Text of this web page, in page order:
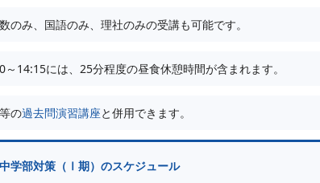
のみ、国語のみ、理社のみの受講も可能です。
14:15には、25分程度の昼食休憩時間が含まれます。
の過去問演習講座と併用できます。
学部対策（Ⅰ期）のスケジュール